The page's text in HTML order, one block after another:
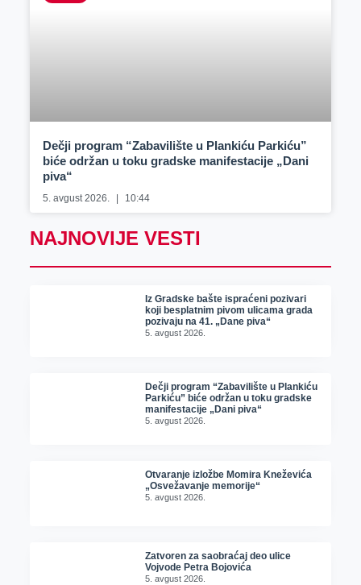
Dečji program “Zabavilište u Plankiću Parkiću”
biće održan u toku gradske manifestacije „Dani
piva“
5. avgust 2026. 10:44
NAJNOVIJE VESTI
Iz Gradske bašte ispraćeni pozivari
koji besplatnim pivom ulicama grada
pozivaju na 41. „Dane piva“
5. avgust 2026.
Dečji program “Zabavilište u Plankiću
Parkiću” biće održan u toku gradske
manifestacije „Dani piva“
5. avgust 2026.
Otvaranje izložbe Momira Kneževića
„Osvežavanje memorije“
5. avgust 2026.
Zatvoren za saobraćaj deo ulice
Vojvode Petra Bojovića
5. avgust 2026.